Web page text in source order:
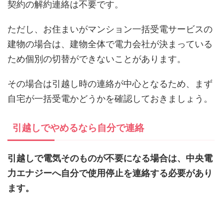
契約の解約連絡は不要です。
ただし、お住まいがマンション一括受電サービスの
建物の場合は、建物全体で電力会社が決まっている
ため個別の切替ができないことがあります。
その場合は引越し時の連絡が中心となるため、まず
自宅が一括受電かどうかを確認しておきましょう。
引越しでやめるなら自分で連絡
引越しで電気そのものが不要になる場合は、中央電
力エナジーへ自分で使用停止を連絡する必要があり
ます。